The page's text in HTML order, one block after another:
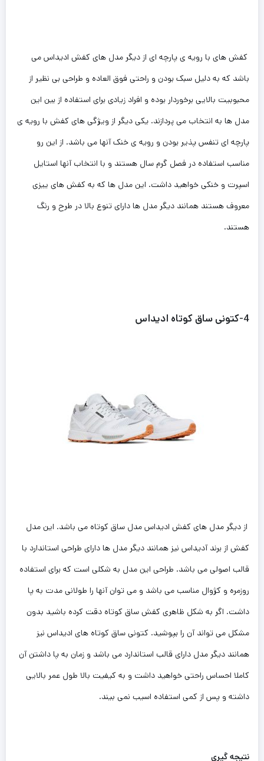
کفش های با رویه ی پارچه ای از دیگر مدل های کفش ادیداس می
باشد که به دلیل سبک بودن و راحتی فوق العاده و طراحی بی نظیر از
محبوبیت بالایی برخوردار بوده و افراد زیادی برای استفاده از بین این
مدل ها به انتخاب می پردازند. یکی دیگر از ویژگی های کفش با رویه ی
پارچه ای تنفس پذیر بودن و رویه ی خنک آنها می باشد. از این رو
مناسب استفاده در فصل گرم سال هستند و با انتخاب آنها استایل
اسپرت و خنکی خواهید داشت. این‌ مدل ها که به کفش های ییزی
معروف هستند همانند دیگر مدل ها دارای تنوع بالا در طرح و رنگ
هستند.
4-کتونی ساق کوتاه ادیداس
از دیگر مدل های کفش ادیداس مدل ساق کوتاه می باشد. این مدل
کفش از برند آدیداس نیز همانند دیگر مدل ها دارای طراحی استاندارد با
قالب اصولی می باشد. طراحی این‌ مدل به شکلی است که برای استفاده
روزمره و کژوال مناسب می باشد و ‌می توان آنها را طولانی مدت به پا
داشت. اگر به شکل ظاهری کفش ساق کوتاه دقت کرده باشید بدون
‌مشکل می تواند آن را بپوشید.‌ کتونی ساق کوتاه های ادیداس نیز
همانند دیگر مدل دارای قالب استاندارد ‌می باشد و زمان به پا داشتن آن
کاملا احساس راحتی خواهید داشت و به کیفیت بالا طول عمر بالایی
داشته و پس از کمی استفاده اسیب نمی بیند.
نتیجه گیری